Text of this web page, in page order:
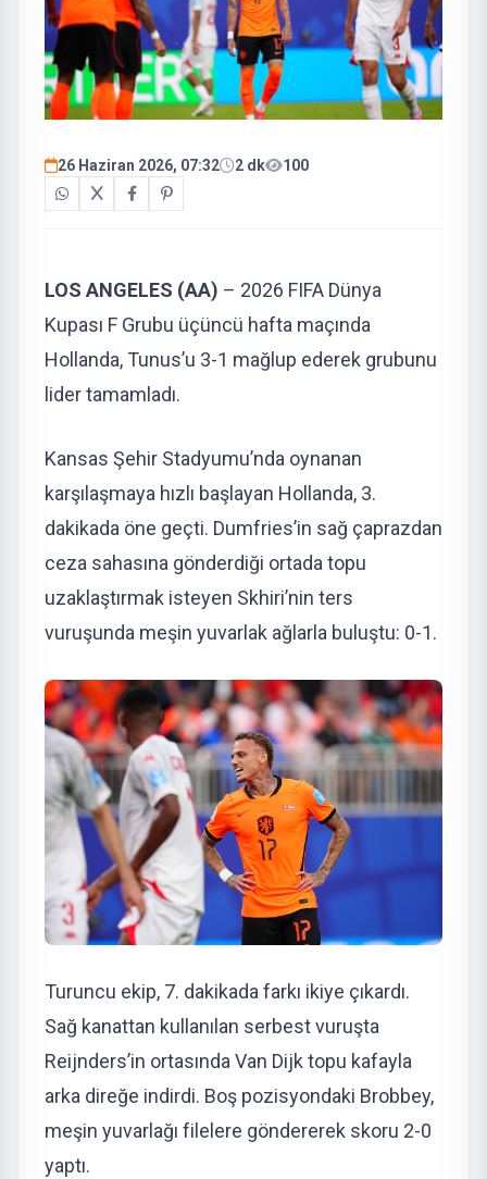
26 Haziran 2026, 07:32 2 dk 100
LOS ANGELES (AA) – 2026 FIFA Dünya
Kupası F Grubu üçüncü hafta maçında
Hollanda, Tunus’u 3-1 mağlup ederek grubunu
lider tamamladı.
Kansas Şehir Stadyumu’nda oynanan
karşılaşmaya hızlı başlayan Hollanda, 3.
dakikada öne geçti. Dumfries’in sağ çaprazdan
ceza sahasına gönderdiği ortada topu
uzaklaştırmak isteyen Skhiri’nin ters
vuruşunda meşin yuvarlak ağlarla buluştu: 0-1.
Turuncu ekip, 7. dakikada farkı ikiye çıkardı.
Sağ kanattan kullanılan serbest vuruşta
Reijnders’in ortasında Van Dijk topu kafayla
arka direğe indirdi. Boş pozisyondaki Brobbey,
meşin yuvarlağı filelere göndererek skoru 2-0
yaptı.